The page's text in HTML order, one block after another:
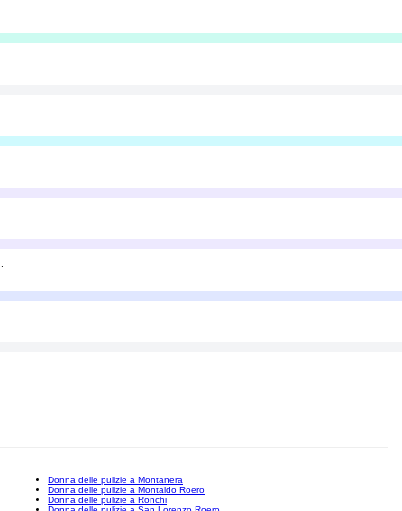
Donna delle pulizie a Montanera
Donna delle pulizie a Montaldo Roero
Donna delle pulizie a Ronchi